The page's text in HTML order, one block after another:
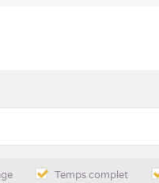
Temps complet